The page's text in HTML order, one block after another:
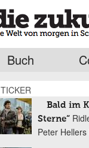
Buch
TICKER
Bald im
Sterne“
Peter